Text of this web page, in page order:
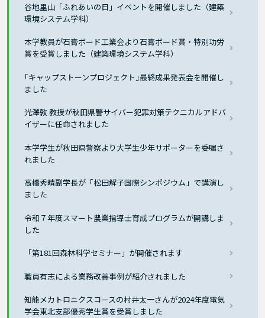
谷地里山「ふれあいの日」イベントを開催しました（建築
環境システム学科）
本学教員が石膏ボード工業会より石膏ボード賞・特別功労
賞を受賞しました（建築環境システム学科）
｢キャップストーンプロジェクト｣最終成果発表会を開催し
ました
光澤敦 教授が秋田県警サイバー犯罪対策テクニカルアドバ
イザーに任命されました
本学学生が秋田県警察より大学生少年サポーターを委嘱さ
れました
高橋秀晴副学長が「松田解子国際シンポジウム」で講演し
ました
令和７年度スマート農業指導士育成プログラムが開講しま
した
「第181回森林科学セミナー」が開催されます
職員有志による業務改善事例が紹介されました
知能メカトロニクスコースの村井太一さんが2024年度電気
学会東北支部優秀学生賞を受賞しました